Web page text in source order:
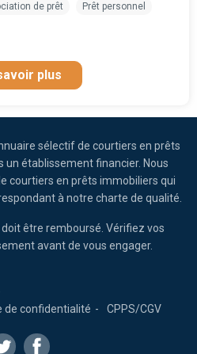
de prêt Prêt personnel
plus
sélectif de courtiers en prêts
un établissement financier. Nous
courtiers en prêts immobiliers qui
à notre charte de qualité.
être remboursé. Vérifiez vos
avant de vous engager.
de confidentialité CPPS/CGV